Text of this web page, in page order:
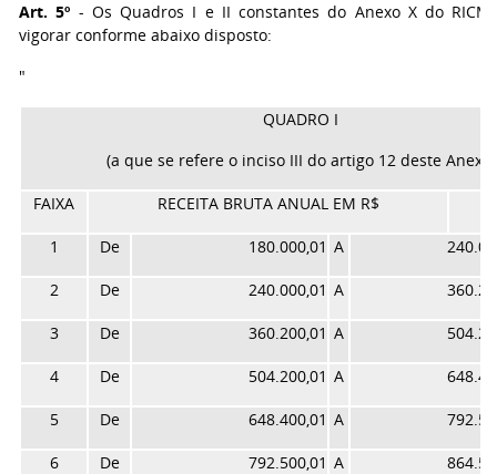
Art. 5º - Os Quadros I e II constantes do Anexo X do
vigorar conforme abaixo disposto:
"
QUADRO I
(a que se refere o inciso III do artigo 12 deste Anexo)
FAIXA RECEITA BRUTA ANUAL EM R$
1 De 180.000,01 A
2 De 240.000,01 A
3 De 360.200,01 A
4 De 504.200,01 A
5 De 648.400,01 A
6 De 792.500,01 A